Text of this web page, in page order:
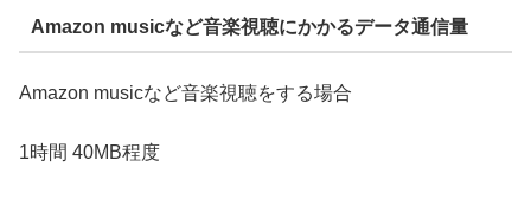
Amazon musicなど音楽視聴にかかるデータ通信量
Amazon musicなど音楽視聴をする場合
1時間 40MB程度